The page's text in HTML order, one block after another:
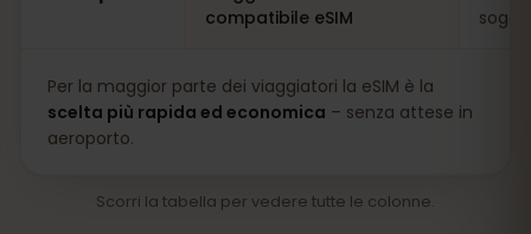
compatibile eSIM
Per la maggior parte dei viaggiatori la eSIM è la
scelta più rapida ed economica – senza attese in
aeroporto.
Scorri la tabella per vedere tutte le colonne.